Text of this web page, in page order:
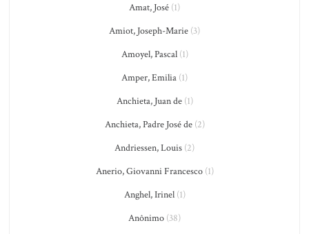
Amat, José (1)
Amiot, Joseph-Marie (3)
Amoyel, Pascal(1)
Amper, Emilia (1)
Anchieta, Juan de(1)
Anchieta, Padre José de(2)
Andriessen, Louis (2)
Anerio, Giovanni Francesco(1)
Anghel, Irinel(1)
Anônimo (38)